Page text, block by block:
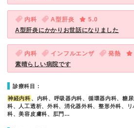
内科 A型肝炎
5.0
A型肝炎にかかりお世話になりました
内科 インフルエンザ 発熱
素晴らしい病院です
診療科目：
神経内科 、内科、呼吸器内科、循環器内科、糖
科、人工透析、外科、消化器外科、整形外科、
科、美容皮膚科、肛門…